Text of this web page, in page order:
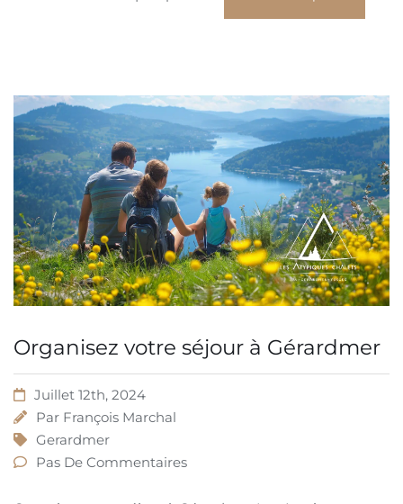
Organisez votre séjour à Gérardmer
Juillet 12th, 2024
Par François Marchal
Gerardmer
Pas De Commentaires